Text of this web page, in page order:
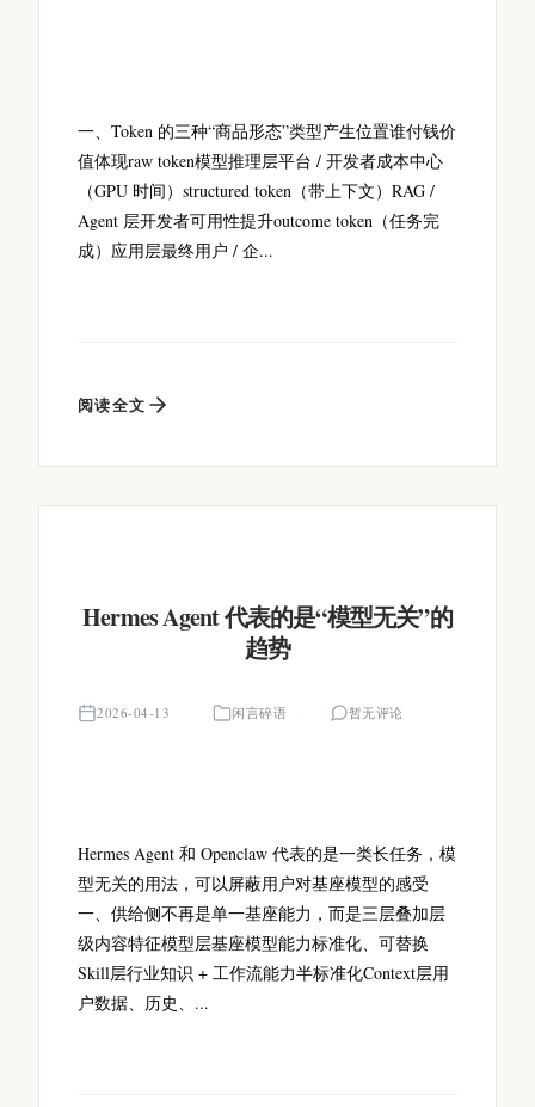
一、Token 的三种“商品形态”类型产生位置谁付钱价
值体现raw token模型推理层平台 / 开发者成本中心
（GPU 时间）structured token（带上下文）RAG /
Agent 层开发者可用性提升outcome token（任务完
成）应用层最终用户 / 企...
阅读全文
Hermes Agent 代表的是“模型无关”的
趋势
2026-04-13 闲言碎语 暂无评论
Hermes Agent 和 Openclaw 代表的是一类长任务，模
型无关的用法，可以屏蔽用户对基座模型的感受
一、供给侧不再是单一基座能力，而是三层叠加层
级内容特征模型层基座模型能力标准化、可替换
Skill层行业知识 + 工作流能力半标准化Context层用
户数据、历史、...